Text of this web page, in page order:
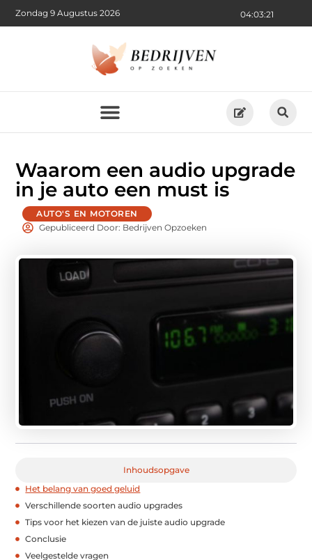
04:03:23
Zondag 9 Augustus 2026
Waarom een audio upgrade
in je auto een must is
AUTO'S EN MOTOREN
Gepubliceerd Door: Bedrijven Opzoeken
Inhoudsopgave
Het belang van goed geluid
Verschillende soorten audio upgrades
Tips voor het kiezen van de juiste audio upgrade
Conclusie
Veelgestelde vragen